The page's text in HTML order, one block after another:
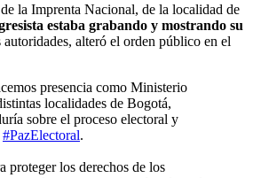
la Imprenta Nacional, de la localidad de
estaba grabando y mostrando su
autoridades, alteró el orden público en el
presencia como Ministerio
localidades de Bogotá,
sobre el proceso electoral y
#PazElectoral.
proteger los derechos de los